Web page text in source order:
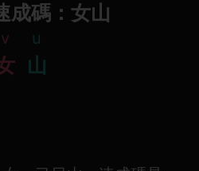
成碼：女山
v u
山